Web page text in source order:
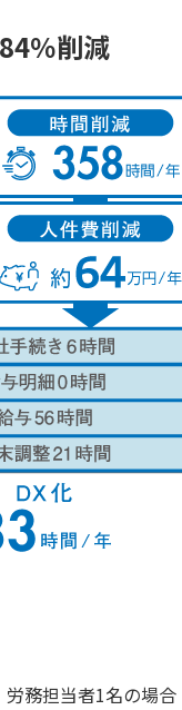
％削減
務担当者1名の場合